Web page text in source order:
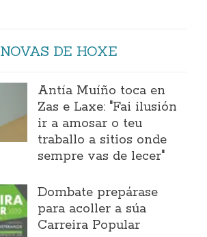
NOVAS DE HOXE
Antía Muíño toca en
Zas e Laxe: "Fai ilusión
ir a amosar o teu
traballo a sitios onde
sempre vas de lecer"
Dombate prepárase
para acoller a súa
Carreira Popular